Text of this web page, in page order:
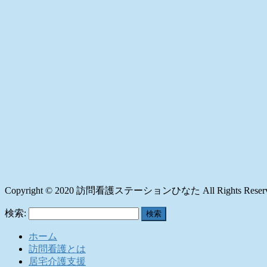
Copyright © 2020 訪問看護ステーションひなた All Rights
検索:
ホーム
訪問看護とは
居宅介護支援